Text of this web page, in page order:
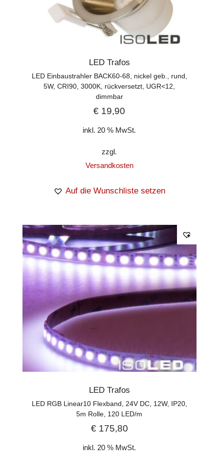
LED Trafos
LED Einbaustrahler BACK60-68, nickel geb., rund,
5W, CRI90, 3000K, rückversetzt, UGR<12,
dimmbar
€ 19,90
inkl. 20 % MwSt.
zzgl.
Versandkosten
Auf die Wunschliste setzen
LED Trafos
LED RGB Linear10 Flexband, 24V DC, 12W, IP20,
5m Rolle, 120 LED/m
€175,80
inkl. 20 % MwSt.